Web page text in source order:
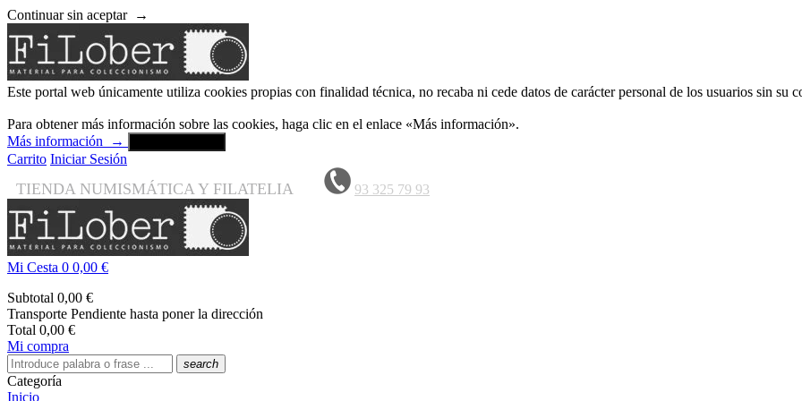
Continuar sin aceptar →
Este portal web únicamente utiliza cookies propias con finalidad técnica, no recaba ni cede datos de carácter personal de los usuarios sin su
Para obtener más información sobre las cookies, haga clic en el enlace «Más información».
Más información
→
Carrito Iniciar Sesión
TIENDA NUMISMÁTICA Y FILATELIA 93 325 79 93
Mi Cesta 0 0,00 €
Subtotal 0,00 €
Transporte Pendiente hasta poner la dirección
Total 0,00 €
Mi compra
search
Categoría
Inicio